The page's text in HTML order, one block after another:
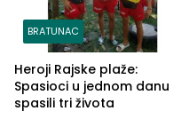
BRATUNAC
Heroji Rajske plaže:
Spasioci u jednom danu
spasili tri života